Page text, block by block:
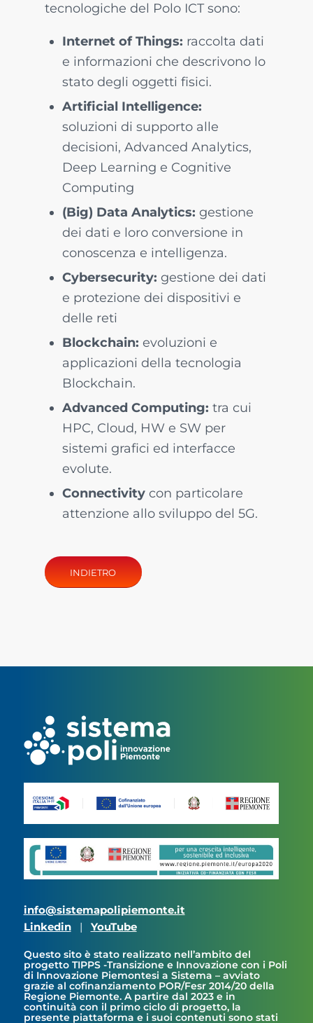
tecnologiche del Polo ICT sono:
Internet of Things: raccolta dati
e informazioni che descrivono lo
stato degli oggetti fisici.
Artificial Intelligence:
soluzioni di supporto alle
decisioni, Advanced Analytics,
Deep Learning e Cognitive
Computing
(Big) Data Analytics: gestione
dei dati e loro conversione in
conoscenza e intelligenza.
Cybersecurity: gestione dei dati
e protezione dei dispositivi e
delle reti
Blockchain: evoluzioni e
applicazioni della tecnologia
Blockchain.
Advanced Computing: tra cui
HPC, Cloud, HW e SW per
sistemi grafici ed interfacce
evolute.
Connectivity con particolare
attenzione allo sviluppo del 5G.
INDIETRO
info@sistemapolipiemonte.it
Linkedin
| YouTube
Questo sito è stato realizzato nell’ambito del
progetto TIPPS -Transizione e Innovazione con i Poli
di Innovazione Piemontesi a Sistema – avviato
grazie al cofinanziamento POR/Fesr 2014/20 della
Regione Piemonte. A partire dal 2023 e in
continuità con il primo ciclo di progetto, la
presente piattaforma e i suoi contenuti sono stati